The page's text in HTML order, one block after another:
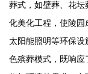
葬式，如壁葬、花
化美化工程，使陵园
太阳能照明等环保
色殡葬模式，既响